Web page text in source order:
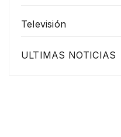
Televisión
ULTIMAS NOTICIAS